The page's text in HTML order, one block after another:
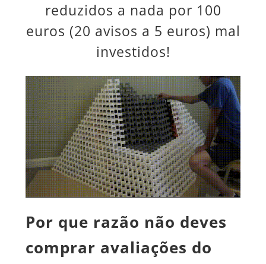
reduzidos a nada por 100
euros (20 avisos a 5 euros) mal
investidos!
Por que razão não deves
comprar avaliações do